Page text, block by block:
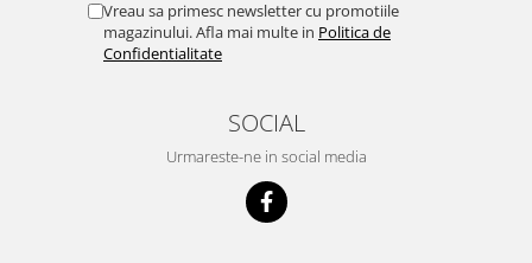
Vreau sa primesc newsletter cu promotiile
magazinului. Afla mai multe in Politica de
Confidentialitate
SOCIAL
Urmareste-ne in social media